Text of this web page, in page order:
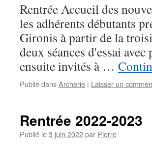
Rentrée Accueil des
les adhérents débutants
Gironis à partir de la
deux séances d'essai
ensuite invités à …
Publié dansArcherie | Laisser un
Rentrée 2022-2023
Publié le3 juin 2022par Pierre